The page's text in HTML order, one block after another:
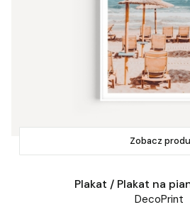
Zobacz
Plakat / Plakat na
DecoPrint